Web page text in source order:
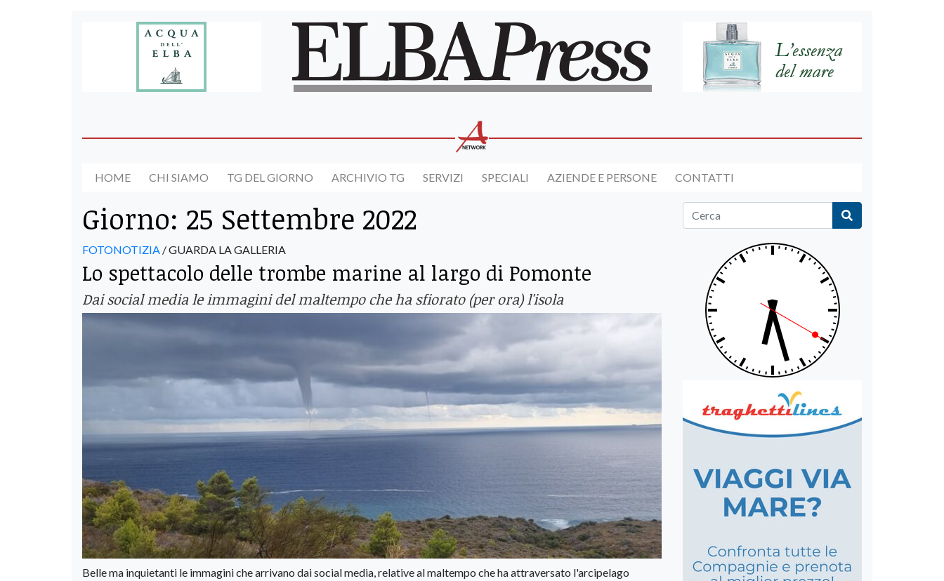
HOME CHI SIAMO TG DEL GIORNO ARCHIVIO TG SERVIZI SPECIALI AZIENDE E PERSONE CONTATTI
Giorno: 25 Settembre 2022
FOTONOTIZIA / GUARDA LA GALLERIA
Lo spettacolo delle trombe marine al largo di Pomonte
Dai social media le immagini del maltempo che ha sfiorato (per ora) l'isola
Belle ma inquietanti le immagini che arrivano dai social media, relative al maltempo che ha attraversato l'arcipelago